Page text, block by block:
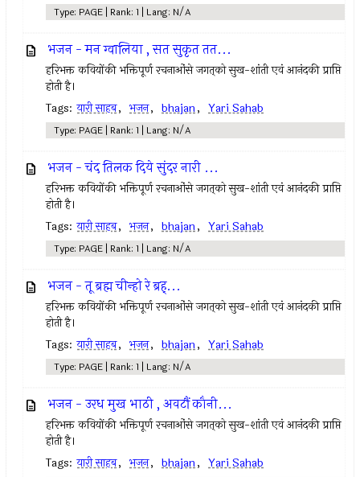
Type: PAGE | Rank: 1 | Lang: N/A
भजन - मन ग्वालिया , सत सुकृत तत...
हरिभक्त कवियोंकी भक्तिपूर्ण रचनाओंसे जगत्‌को सुख-शांती एवं आनंदकी प्राप्ति
होती है।
Tags: यारी साहब, भजन, bhajan, Yari Sahab
Type: PAGE | Rank: 1 | Lang: N/A
भजन - चंद तिलक दिये सुंदर नारी ...
हरिभक्त कवियोंकी भक्तिपूर्ण रचनाओंसे जगत्‌को सुख-शांती एवं आनंदकी प्राप्ति
होती है।
Tags: यारी साहब, भजन, bhajan, Yari Sahab
Type: PAGE | Rank: 1 | Lang: N/A
भजन - तू ब्रह्म चीन्हो रे ब्रह्...
हरिभक्त कवियोंकी भक्तिपूर्ण रचनाओंसे जगत्‌को सुख-शांती एवं आनंदकी प्राप्ति
होती है।
Tags: यारी साहब, भजन, bhajan, Yari Sahab
Type: PAGE | Rank: 1 | Lang: N/A
भजन - उरध मुख भाठी , अवटौं कौनी...
हरिभक्त कवियोंकी भक्तिपूर्ण रचनाओंसे जगत्‌को सुख-शांती एवं आनंदकी प्राप्ति
होती है।
Tags: यारी साहब, भजन, bhajan, Yari Sahab